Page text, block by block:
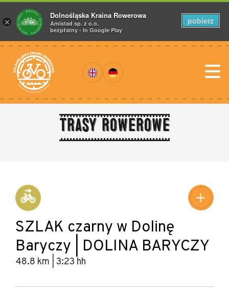
Trasy rowerowe
SZLAK czarny w Dolinę
Baryczy | DOLINA BARYCZY
48.8 km | 3:23 hh
×
Dolnośląska Kraina Rowerowa
Amistad sp. z o.o.
bezpłatny - In Google Play
pobierz